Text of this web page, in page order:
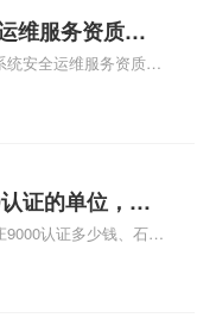
维服务资质二
统安全运维服
安全运维服务资质认
全运维服务资质的费
查看下方正文！
证的单位，石
公司
认证多少钱、石家
、石家庄9000认证